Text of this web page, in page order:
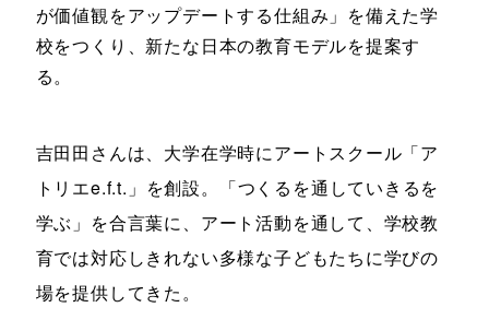
が価値観をアップデートする仕組み」を備えた学
校をつくり、新たな日本の教育モデルを提案す
る。
吉田田さんは、大学在学時にアートスクール「ア
トリエe.f.t.」を創設。「つくるを通していきるを
学ぶ」を合言葉に、アート活動を通して、学校教
育では対応しきれない多様な子どもたちに学びの
場を提供してきた。